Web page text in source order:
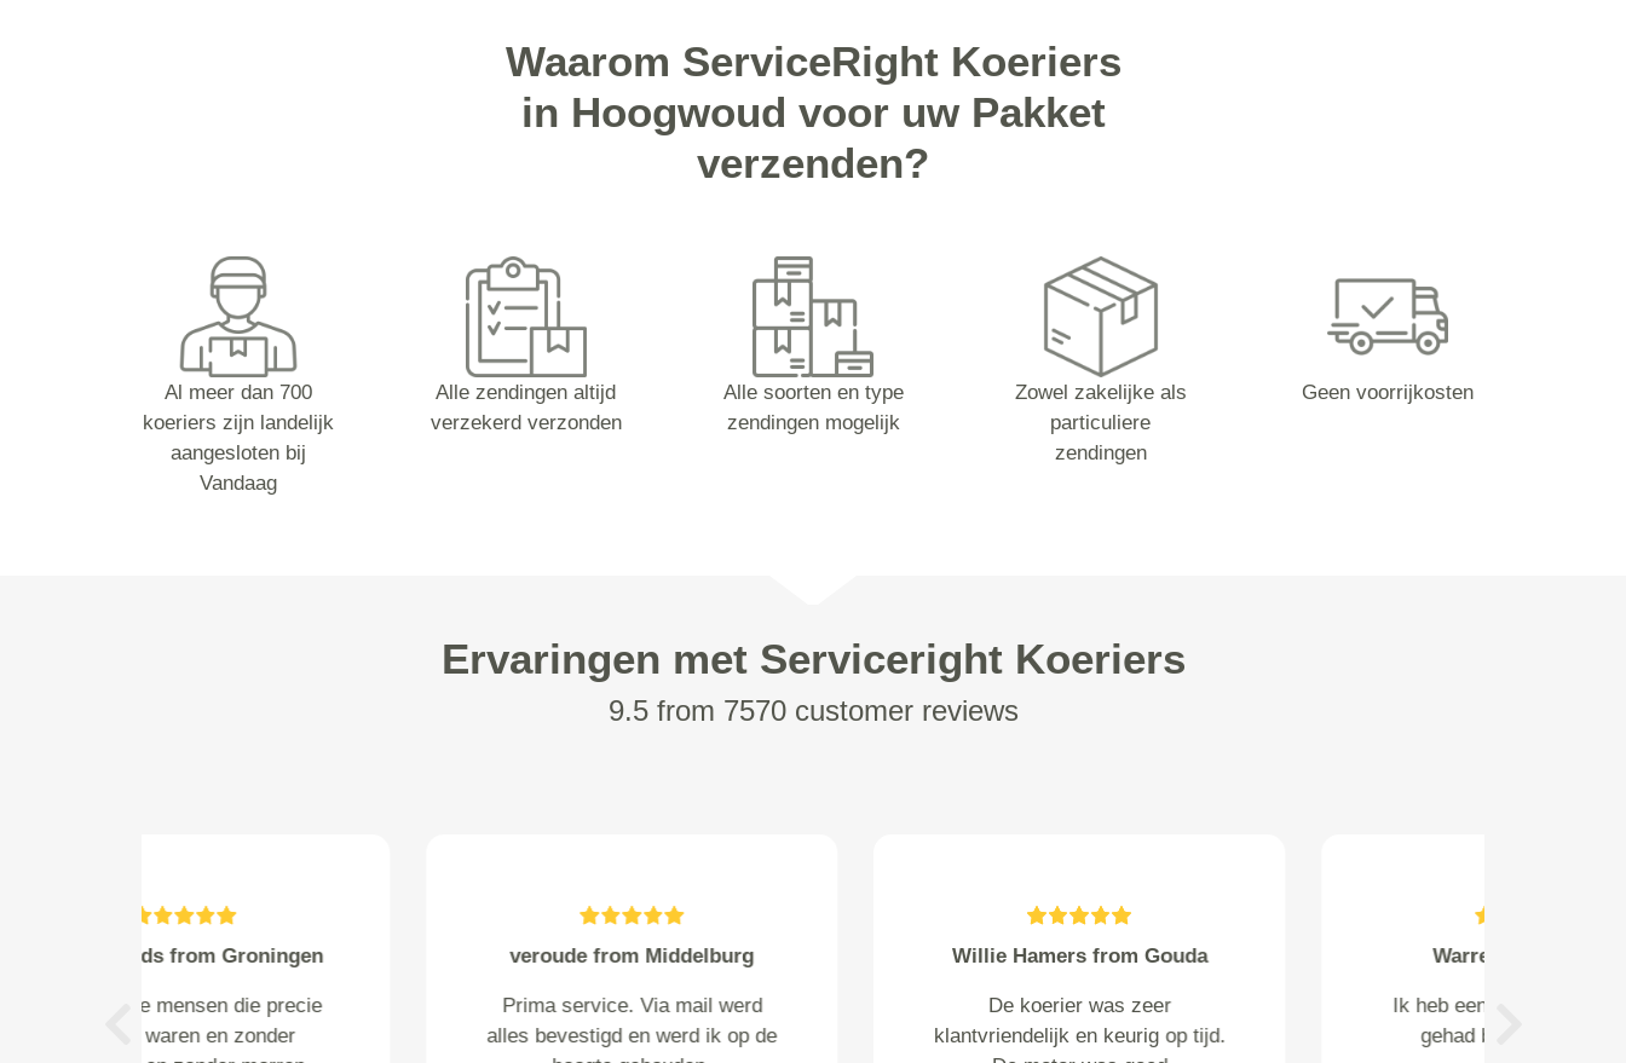
Waarom ServiceRight Koeriers
in Hoogwoud voor uw Pakket
verzenden?
Al meer dan 700
koeriers zijn landelijk
aangesloten bij
Vandaag
Alle zendingen altijd
verzekerd verzonden
Alle soorten en type
zendingen mogelijk
Zowel zakelijke als
particuliere
zendingen
Geen voorrijkosten
Ervaringen met Serviceright Koeriers
9.5 from 7570 customer reviews
Willie Hamers from Gouda
De koerier was zeer
klantvriendelijk en keurig op tijd.
Warren Akrum from
Ik heb een geweldige ervaring
gehad bij viamus koerie
Z. Bando from Wassenaar
Goed, afspraken perfect
nagekomen, goede koerier, zeer
Previous